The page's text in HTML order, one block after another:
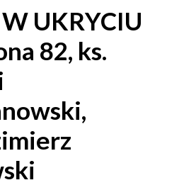
UKRYCIU
82, ks.